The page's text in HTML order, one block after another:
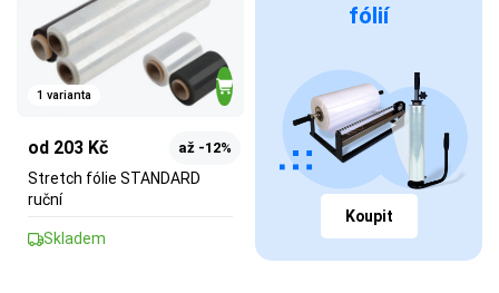
1 varianta
od 203 Kč až -12%
Stretch fólie STANDARD
ruční
Skladem
fólií
Koupit